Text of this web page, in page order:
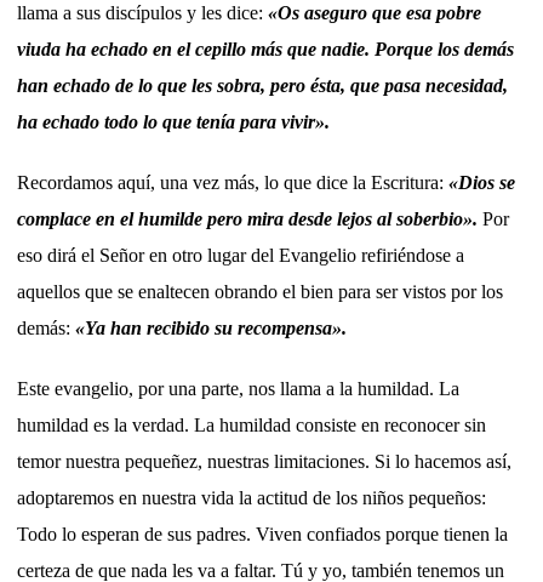
llama a sus discípulos y les dice: «Os aseguro que esa pobre
viuda ha echado en el cepillo más que nadie. Porque los demás
han echado de lo que les sobra, pero ésta, que pasa necesidad,
ha echado todo lo que tenía para vivir».
Recordamos aquí, una vez más, lo que dice la Escritura: «Dios se
complace en el humilde pero mira desde lejos al soberbio». Por
eso dirá el Señor en otro lugar del Evangelio refiriéndose a
aquellos que se enaltecen obrando el bien para ser vistos por los
demás: «Ya han recibido su recompensa».
Este evangelio, por una parte, nos llama a la humildad. La
humildad es la verdad. La humildad consiste en reconocer sin
temor nuestra pequeñez, nuestras limitaciones. Si lo hacemos así,
adoptaremos en nuestra vida la actitud de los niños pequeños:
Todo lo esperan de sus padres. Viven confiados porque tienen la
certeza de que nada les va a faltar. Tú y yo, también tenemos un